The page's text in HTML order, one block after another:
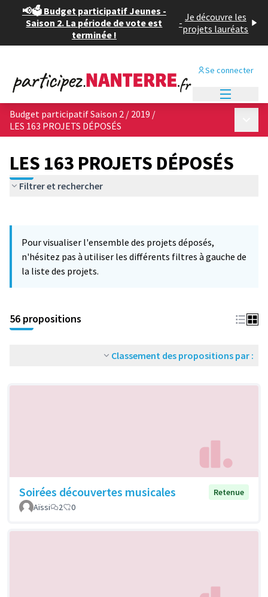
📢🗳️ Budget participatif Jeunes -
Saison 2. La période de vote est
terminée !
- Je découvre les
projets lauréats
Se connecter
Budget participatif Saison 2 / 2019 /
LES 163 PROJETS DÉPOSÉS
LES 163 PROJETS DÉPOSÉS
Filtrer et rechercher
−
Pour visualiser l'ensemble des projets déposés,
n'hésitez pas à utiliser les différents filtres à gauche de
la liste des projets.
56 propositions
Classement des propositions par :
Soirées découvertes musicales
Retenue
Aïssi
2 0